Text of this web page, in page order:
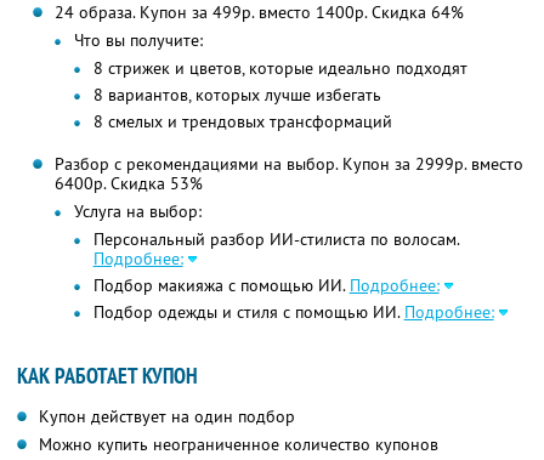
24 образа. Купон за 499р. вместо 1400р. Скидка 64%
Что вы получите:
8 стрижек и цветов, которые идеально подходят
8 вариантов, которых лучше избегать
8 смелых и трендовых трансформаций
Разбор с рекомендациями на выбор. Купон за 2999р. вместо
6400р. Скидка 53%
Услуга на выбор:
Персональный разбор ИИ-стилиста по волосам.
Подробнее:
Подбор макияжа с помощью ИИ. Подробнее:
Подбор одежды и стиля с помощью ИИ. Подробнее:
КАК РАБОТАЕТ КУПОН
Купон действует на один подбор
Можно купить неограниченное количество купонов